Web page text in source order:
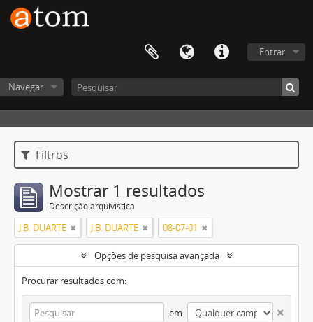
Entrar
Navegar
Filtros
Mostrar 1 resultados
Descrição arquivística
J.B. DUARTE J.B. DUARTE 08-07-01
Opções de pesquisa avançada
Procurar resultados com:
em